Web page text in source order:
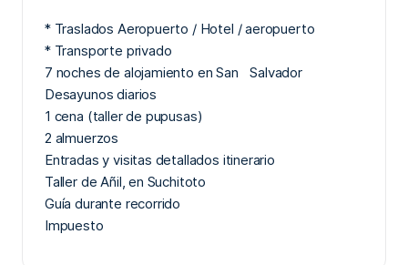
* Traslados Aeropuerto / Hotel / aeropuerto
* Transporte privado
7 noches de alojamiento en San Salvador
Desayunos diarios
1 cena (taller de pupusas)
2 almuerzos
Entradas y visitas detallados itinerario
Taller de Añil, en Suchitoto
Guía durante recorrido
Impuesto